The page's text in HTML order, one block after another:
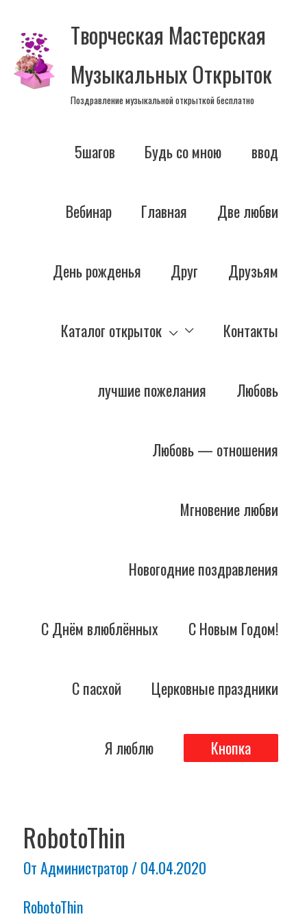
содержимому
Творческая Мастерская
Музыкальных Открыток
Поздравление музыкальной открыткой бесплатно
5шагов Будь со мною ввод
Вебинар Главная Две любви
День рожденья Друг Друзьям
Каталог открыток Контакты
лучшие пожелания Любовь
Любовь — отношения
Мгновение любви
Новогодние поздравления
С Днём влюблённых С Новым Годом!
С пасхой Церковные праздники
Я люблю Кнопка
RobotoThin
ОтАдминистратор/04.04.2020
RobotoThin
записям